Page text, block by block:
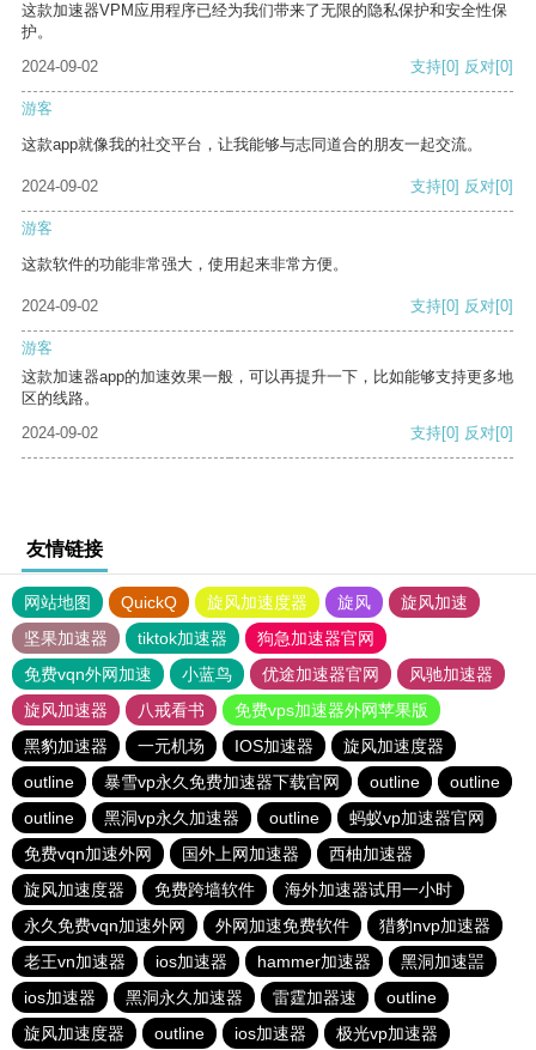
这款加速器VPM应用程序已经为我们带来了无限的隐私保护和安全性保
护。
2024-09-02
支持[0] 反对[0]
游客
这款app就像我的社交平台，让我能够与志同道合的朋友一起交流。
2024-09-02 支持[0] 反对[0]
游客
这款软件的功能非常强大，使用起来非常方便。
2024-09-02 支持[0] 反对[0]
游客
这款加速器app的加速效果一般，可以再提升一下，比如能够支持更多地
区的线路。
2024-09-02
支持[0] 反对[0]
友情链接
网站地图 QuickQ 旋风加速度器 旋风
旋风加速
坚果加速器
tiktok加速器
狗急加速器官网
免费vqn外网加速
小蓝鸟 优途加速器官网
风驰加速器
旋风加速器
八戒看书
免费vps加速器外网苹果版
黑豹加速器
一元机场 IOS加速器
旋风加速度器
outline
暴雪vp永久免费加速器下载官网 outline
outline
outline
黑洞vp永久加速器 outline
蚂蚁vp加速器官网
免费vqn加速外网
国外上网加速器
西柚加速器
旋风加速度器
免费跨墙软件
海外加速器试用一小时
永久免费vqn加速外网
外网加速免费软件
猎豹nvp加速器
老王vn加速器
ios加速器 hammer加速器
黑洞加速噐
ios加速器
黑洞永久加速器 雷霆加器速
outline
旋风加速度器
outline ios加速器 极光vp加速器